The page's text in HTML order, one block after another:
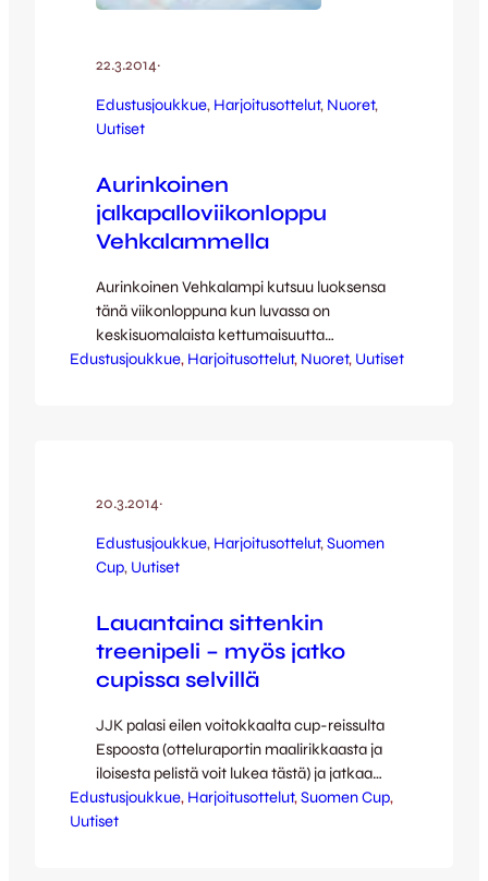
22.3.2014·
Edustusjoukkue, Harjoitusottelut, Nuoret
Uutiset
Aurinkoinen
jalkapalloviikonloppu
Vehkalammella
Aurinkoinen Vehkalampi kutsuu luoksensa
tänä viikonloppuna kun luvassa on
keskisuomalaista kettumaisuutta
kuningaslajin keskuudessa oikein
vielä viikolla eteenpäin. Futisfanien
moottoritienpätkän päästä löytyi kuitenkin
lyhyellä varoajalla vähintään yhtä hyvä
Edustusjoukkue, Harjoitusottelut, Nuoret, Uutiset
20.3.2014·
Edustusjoukkue, Harjoitusottelut, Suomen
Cup, Uutiset
Lauantaina sittenkin
treenipeli – myös jatko
cupissa selvillä
JJK palasi eilen voitokkaalta cup-reissulta
Espoosta (otteluraportin maalirikkaasta ja
iloisesta pelistä voit lukea tästä) ja jatkaa
näin taivaltaan Suomen Cupissa viidennelle
kierrokselle Järvenpään Palloseuraa
Edustusjoukkue, Harjoitusottelut, Suomen Cup
Uutiset